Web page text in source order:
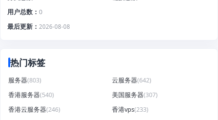
用户总数
0
最后更新
2026-08-08
热门标签
服务器(803) 云服务器(642)
香港服务器(540) 美国服务器(307)
香港云服务器(246) 香港vps(233)